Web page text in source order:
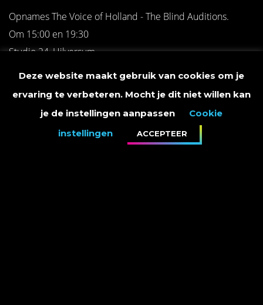
Opnames The Voice of Holland - The Blind Auditions.
Om 15:00 en 19:30
Studio 24, Hilversum.
Deze website maakt gebruik van cookies om je
ervaring te verbeteren. Mocht je dit niet willen kan
je de instellingen aanpassen
Cookie
instellingen
ACCEPTEER